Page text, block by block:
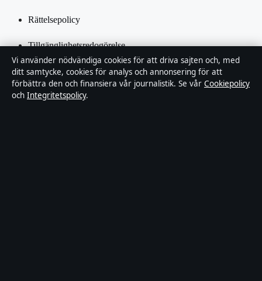
Rättelsepolicy
Tillgänglighetsredogörelse
Integritetspolicy
Kändisar & integritet
Vi använder nödvändiga cookies för att driva sajten och, med
ditt samtycke, cookies för analys och annonsering för att
förbättra den och finansiera vår journalistik. Se vår Cookiepolicy
och Integritetspolicy.